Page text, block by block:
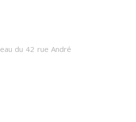
du 42 rue André